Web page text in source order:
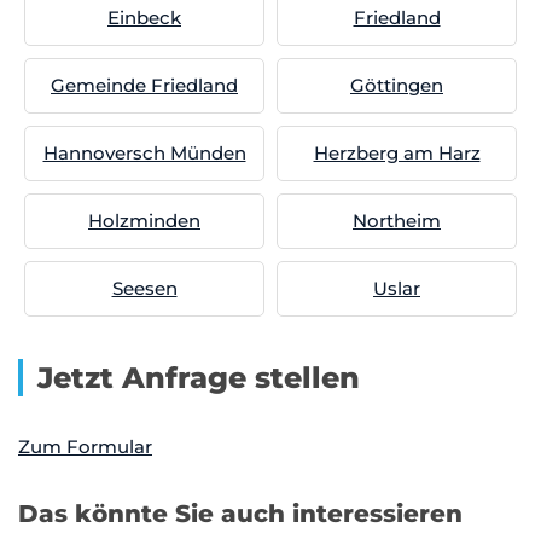
Einbeck Friedland
Gemeinde Friedland Göttingen
Hannoversch Münden Herzberg am Harz
Holzminden Northeim
Seesen Uslar
Jetzt Anfrage stellen
Zum Formular
Das könnte Sie auch interessieren